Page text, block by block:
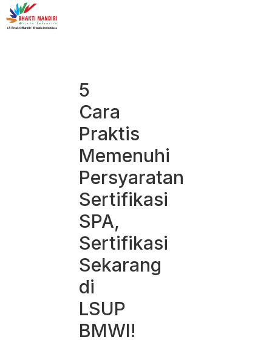
5
Cara
Praktis
Memenuhi
Persyaratan
Sertifikasi
SPA,
Sertifikasi
Sekarang
di
LSUP
BMWI!